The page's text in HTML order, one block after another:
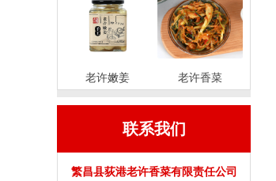
老许嫩姜 老许香菜
联系我们
繁昌县荻港老许香菜有限责任公司